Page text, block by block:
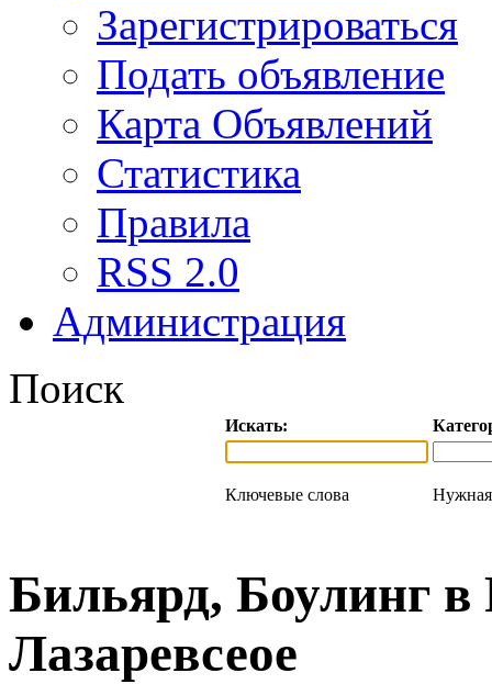
Зарегистрироваться
Подать объявление
Карта Объявлений
Статистика
Правила
RSS 2.0
Администрация
Поиск
Искать:
Ключевые слова Нужная
Бильярд, Боулинг
Лазаревсеое